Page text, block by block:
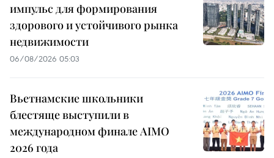
импульс для формирования
здорового и устойчивого рынка
недвижимости
06/08/2026 05:03
Вьетнамские школьники
блестяще выступили в
международном финале AIMO
2026 года